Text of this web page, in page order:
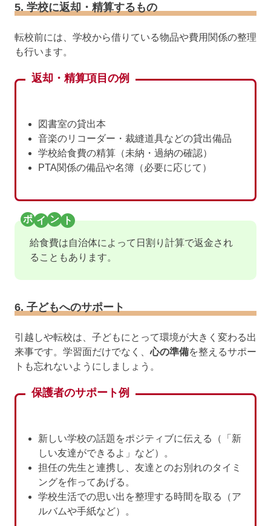
5. 学校に返却・精算するもの
転校前には、学校から借りている物品や費用関係の整理
も行います。
返却・精算項目の例
図書室の貸出本
音楽のリコーダー・裁縫道具などの貸出備品
学校給食費の精算（未納・過納の確認）
PTA関係の備品や名簿（必要に応じて）
給食費は自治体によって日割り計算で返金され
ることもあります。
6. 子どもへのサポート
引越しや転校は、子どもにとって環境が大きく変わる出
来事です。学習面だけでなく、心の準備を整えるサポー
トも忘れないようにしましょう。
保護者のサポート例
新しい学校の話題をポジティブに伝える（「新
しい友達ができるよ」など）。
担任の先生と連携し、友達とのお別れのタイミ
ングを作ってあげる。
学校生活での思い出を整理する時間を取る（ア
ルバムや手紙など）。